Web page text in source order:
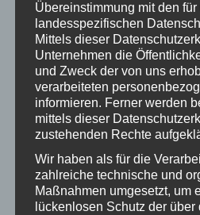
6 Flaschen, 1 Tasche, 0
euren
Übereinstimmung mit den
landesspezifischen
Mittels dieser
Unternehmen die
und Zweck der von uns
verarbeiteten
informieren. Ferner werden
mittels dieser
zustehenden Rechte
Wir haben als für die
zahlreiche technische und
Maßnahmen umgesetzt, um
lückenlosen Schutz der